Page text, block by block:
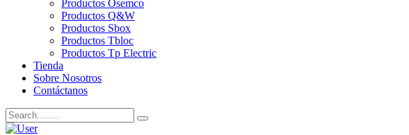
Productos Osemco
Productos Q&W
Productos Sbox
Productos Tbloc
Productos Tp Electric
Tienda
Sobre Nosotros
Contáctanos